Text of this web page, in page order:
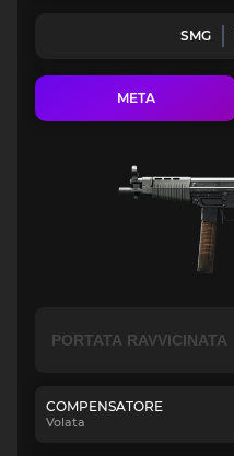
SMG
META
COMPENSATORE
Volata